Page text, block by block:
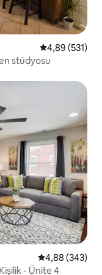
5 üzerinden
4,89 (531)
stüdyosu
5 üzerinden
4,88 (343)
- Ünite 4